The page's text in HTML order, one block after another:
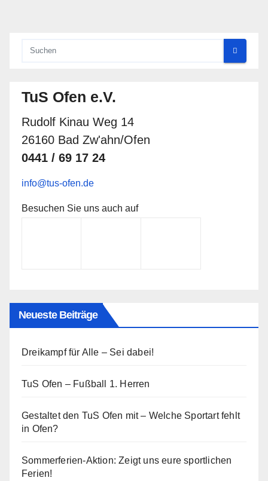
TuS Ofen e.V.
Rudolf Kinau Weg 14
26160 Bad Zw'ahn/Ofen
0441 / 69 17 24
info@tus-ofen.de
Besuchen Sie uns auch auf
Neueste Beiträge
Dreikampf für Alle – Sei dabei!
TuS Ofen – Fußball 1. Herren
Gestaltet den TuS Ofen mit – Welche Sportart fehlt
in Ofen?
Sommerferien-Aktion: Zeigt uns eure sportlichen
Ferien!